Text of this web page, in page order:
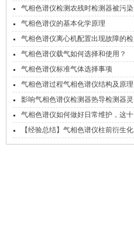
气相色谱仪检测农残时检测器被污染
的处理方法
气相色谱仪的基本化学原理
气相色谱仪离心机配置出现故障的检
查措施
气相色谱仪载气如何选择和使用？
气相色谱仪标准气体选择事项
气相色谱过程气相色谱仪结构及原理
影响气相色谱仪检测器热导检测器灵
敏度的因素
气相色谱仪如何做好日常维护，这十
一个习惯很重要！
【经验总结】气相色谱仪柱前衍生化
的常见方法总汇